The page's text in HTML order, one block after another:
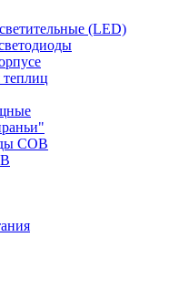
(LED)
COB